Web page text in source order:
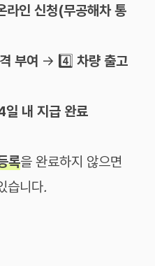
라인 신청(무공해차 통
부여 → 4️⃣ 차량 출고
일 내 지급 완료
록을 완료하지 않으면
습니다.